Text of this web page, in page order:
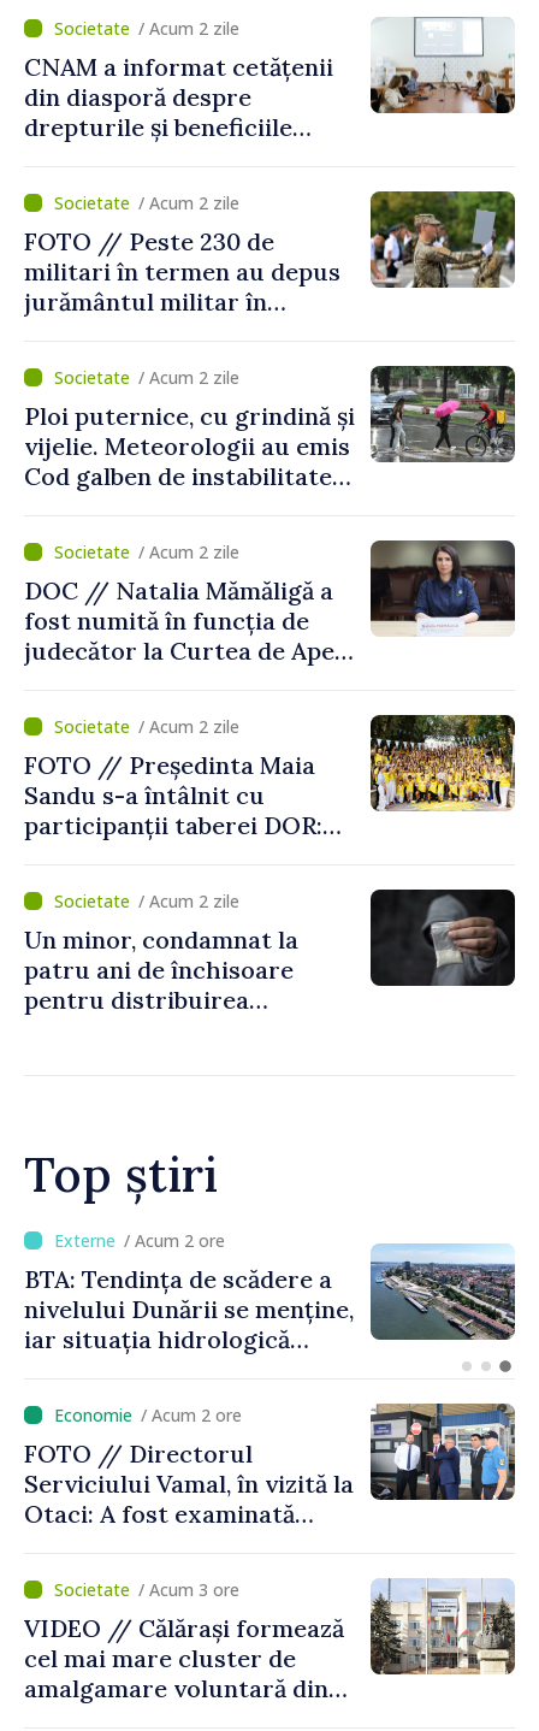
/ Acum 2 zile
CNAM a informat cetățenii
din diasporă despre
drepturile și beneficiile
/ Acum 2 zile
FOTO // Peste 230 de
militari în termen au depus
jurământul militar în
/ Acum 2 zile
Ploi puternice, cu grindină și
vijelie. Meteorologii au emis
Cod galben de instabilitate
/ Acum 2 zile
DOC // Natalia Mămăligă a
fost numită în funcția de
judecător la Curtea de Apel
/ Acum 2 zile
FOTO // Președinta Maia
Sandu s-a întâlnit cu
participanții taberei DOR:
noastră rămâne puternică”
/ Acum 2 zile
Un minor, condamnat la
patru ani de închisoare
pentru distribuirea
Top știri
/ Acum 14 minute
Energocom a asigurat
necesarul de energie
electrică pentru 8 august.
cetățenii să reducă
consumul în orele de vârf
/ Acum 2 ore
FOTO // Directorul
Serviciului Vamal, în vizită la
Otaci: A fost examinată
control vamal cu un scanner
performant/ Acum 3 ore
VIDEO // Călărași formează
cel mai mare cluster de
amalgamare voluntară din